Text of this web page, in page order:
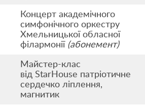
Концерт академічного
симфонічного оркестру
Хмельницької обласної
філармонії (абонемент)
Майстер-клас
від StarHouse патріотичне
сердечко ліплення,
магнитик